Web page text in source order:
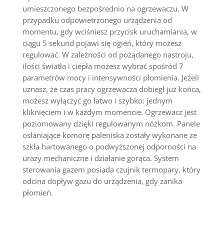
umieszczonego bezpośrednio na ogrzewaczu. W
przypadku odpowietrzonego urządzenia od
momentu, gdy wciśniesz przycisk uruchamiania, w
ciągu 5 sekund pojawi się ogień, który możesz
regulować. W zależności od pożądanego nastroju,
ilości światła i ciepła możesz wybrać spośród 7
parametrów mocy i intensywności płomienia. Jeżeli
uznasz, że czas pracy ogrzewacza dobiegł już końca,
możesz wyłączyć go łatwo i szybko: jednym
kliknięciem i w każdym momencie. Ogrzewacz jest
poziomowany dzięki regulowanym nóżkom. Panele
osłaniające komorę paleniska zostały wykonane ze
szkła hartowanego o podwyższonej odporności na
urazy mechaniczne i działanie gorąca. System
sterowania gazem posiada czujnik termopary, który
odcina dopływ gazu do urządzenia, gdy zanika
płomień.